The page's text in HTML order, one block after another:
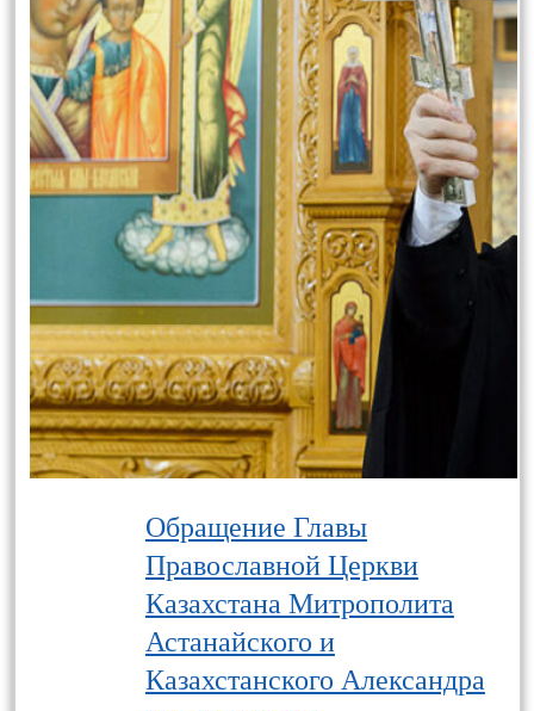
Обращение Главы
Православной Церкви
Казахстана Митрополита
Астанайского и
Казахстанского Александра